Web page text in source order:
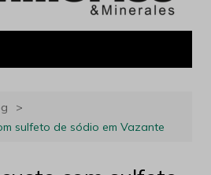
sulfeto de sódio em Vazante